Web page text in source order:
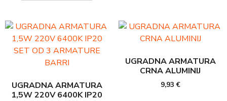
UGRADNA ARMATURA
1,5W 220V 6400K IP20
UGRADNA ARMATURA
CRNA ALUMINIJ
9,93€